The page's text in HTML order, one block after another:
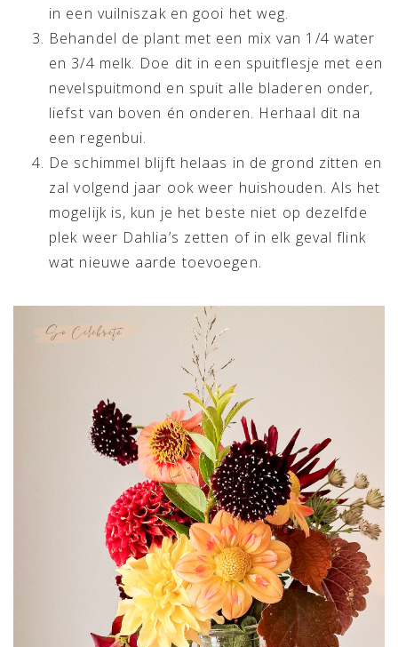
in een vuilniszak en gooi het weg.
Behandel de plant met een mix van 1/4 water
en 3/4 melk. Doe dit in een spuitflesje met een
nevelspuitmond en spuit alle bladeren onder,
liefst van boven én onderen. Herhaal dit na
een regenbui.
De schimmel blijft helaas in de grond zitten en
zal volgend jaar ook weer huishouden. Als het
mogelijk is, kun je het beste niet op dezelfde
plek weer Dahlia’s zetten of in elk geval flink
wat nieuwe aarde toevoegen.